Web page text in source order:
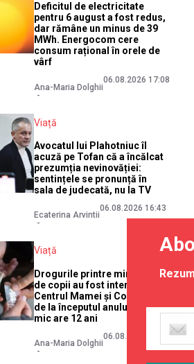
Deficitul de electricitate
pentru 6 august a fost redus,
dar rămâne un minus de 39
MWh. Energocom cere
consum rațional în orele de
vârf
Ana-Maria Dolghii
06.08.2026 17:08
Viață
Avocatul lui Plahotniuc îl
acuză pe Tofan că a încălcat
prezumția nevinovăției:
sentințele se pronunță în
sala de judecată, nu la TV
Ecaterina Arvintii
06.08.2026 16:43
Viață
Drogurile printre minori: 70
de copii au fost internați la
Centrul Mamei și Copilului,
de la începutul anului. Cel mai
mic are 12 ani
Ana-Maria Dolghii
06.08.2026 16:27